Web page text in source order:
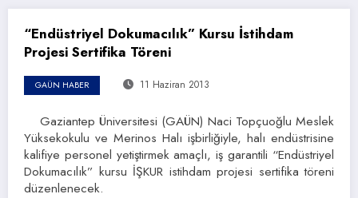
“Endüstriyel Dokumacılık” Kursu İstihdam
Projesi Sertifika Töreni
GAÜN HABER 11 Haziran 2013
Gaziantep Üniversitesi (GAÜN) Naci Topçuoğlu Meslek
Yüksekokulu ve Merinos Halı işbirliğiyle, halı endüstrisine
kalifiye personel yetiştirmek amaçlı, iş garantili “Endüstriyel
Dokumacılık” kursu İŞKUR istihdam projesi sertifika töreni
düzenlenecek.